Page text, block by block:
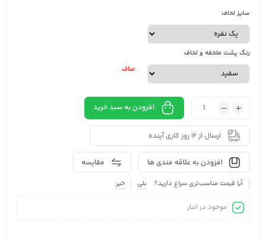
سایز لحاف
رنگ پشت ملحفه و لحاف
صاف
افزودن به سبد خرید
ارسال از 12 روز کاری آینده
مقایسه افزودن به علاقه مندی ها
آیا قیمت مناسب‌تری سراغ دارید؟ بلی خیر
موجود در انبار